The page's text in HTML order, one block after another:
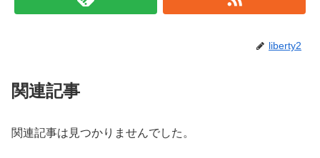
liberty2
関連記事
関連記事は見つかりませんでした。